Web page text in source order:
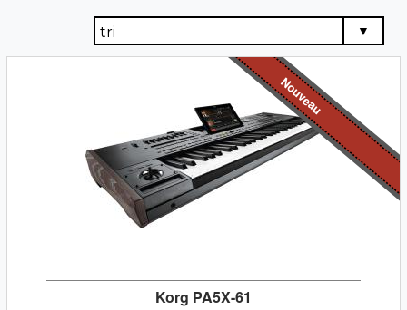
Nouveau
Korg PA5X-61